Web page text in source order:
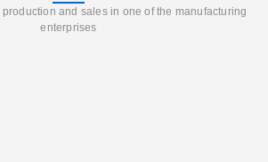
and sales in one of the manufacturing
enterprises